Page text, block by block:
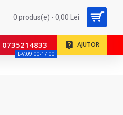
0 produs(e) - 0,00 Lei
0735214833
L-V:09:00-17:00
AJUTOR